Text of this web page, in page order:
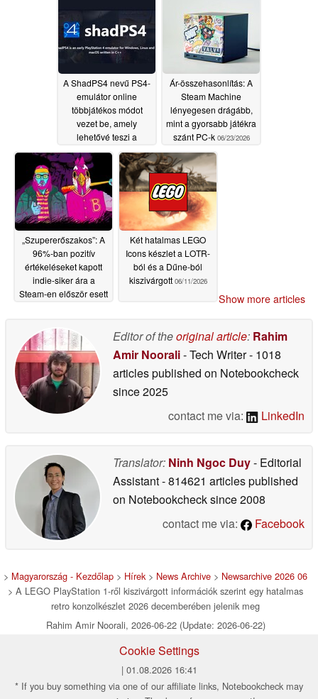
Switch 2 viszont
erősebben tért vissza
06/29/2026
A ShadPS4 nevű PS4-
emulátor online
többjátékos módot
vezet be, amely
lehetővé teszi a
játékosok számára,
hogy megkerüljék a
PSN-t
06/27/2026
Ár-összehasonlítás: A
Steam Machine
lényegesen drágább,
mint a gyorsabb játékra
szánt PC-k 06/23/2026
„Szupererőszakos”: A
96%-ban pozitív
értékeléseket kapott
indie-siker ára a
Steam-en először esett
Két hatalmas LEGO
Icons készlet a LOTR-
ból és a Dűne-ból
kiszivárgott 06/11/2026
Show more articles
Editor of theoriginal article: Rahim
Amir Noorali- Tech Writer- 1018
articles published on Notebookcheck
since 2025
contact me via:
LinkedIn
Translator: Ninh Ngoc Duy- Editorial
Assistant- 814621 articles published
on Notebookchecksince 2008
contact me via:
Facebook
> Magyarország - Kezdőlap > Hírek> News Archive > Newsarchive 2026 06
> A LEGO PlayStation 1-ről kiszivárgott információk szerint egy hatalmas
retro konzolkészlet 2026 decemberében jelenik meg
Rahim Amir Noorali, 2026-06-22 (Update: 2026-06-22)
Cookie Settings
| 01.08.2026 16:41
* If you buy something via one of our affiliate links, Notebookcheck may